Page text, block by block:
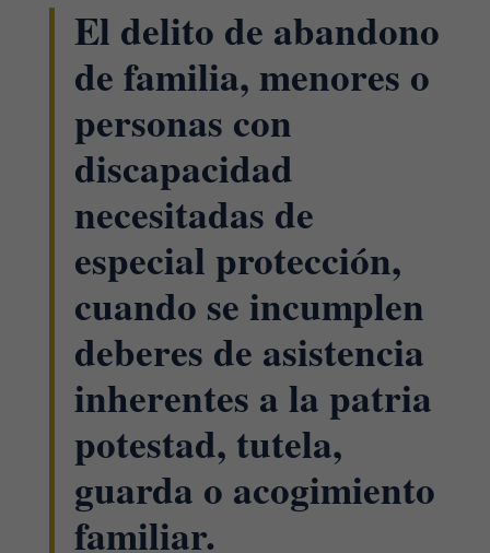
El delito de abandono
de familia, menores o
personas con
discapacidad
necesitadas de
especial protección,
cuando se incumplen
deberes de asistencia
inherentes a la patria
potestad, tutela,
guarda o acogimiento
familiar.